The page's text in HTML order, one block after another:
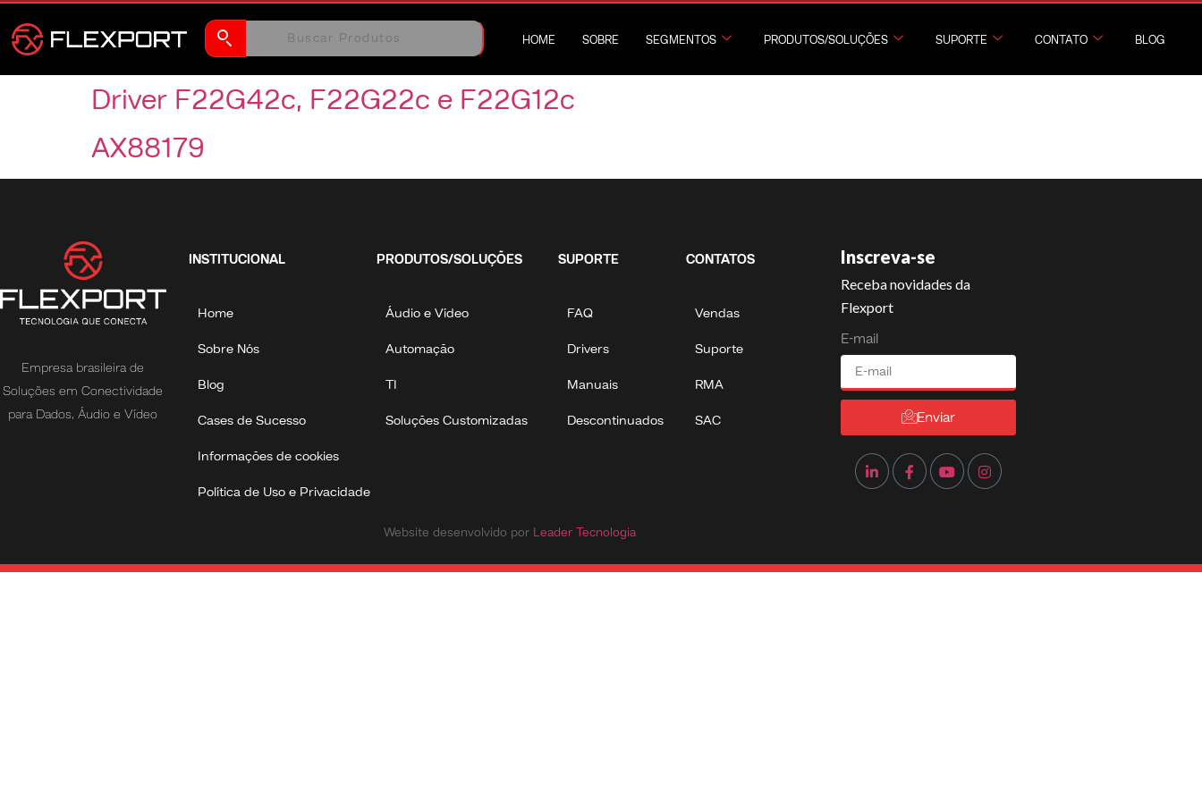
HOME SOBRE SEGMENTOS PRODUTOS/SOLUÇÕES SUPORTE CONTATO BLOG
Driver F22G42c, F22G22c e F22G12c
AX88179
Empresa brasileira de
Soluções em Conectividade
para Dados, Áudio e Vídeo
INSTITUCIONAL
Home
Sobre Nós
Blog
Cases de Sucesso
Informações de cookies
Política de Uso e Privacidade
PRODUTOS/SOLUÇÕES
Áudio e Vídeo
Automação
TI
Soluções Customizadas
SUPORTE
FAQ
Drivers
Manuais
Descontinuados
CONTATOS
Vendas
Suporte
RMA
SAC
Website desenvolvido por Leader Tecnologia
Inscreva-se
Receba novidades da
Flexport
E-mail
Enviar